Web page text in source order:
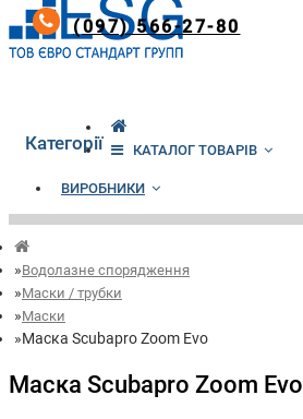
(097) 566-27-80
Категорії КАТАЛОГ ТОВАРІВ
ВИРОБНИКИ
Водолазне спорядження
Маски / трубки
Маски
Маска Scubapro Zoom Evo
Маска Scubapro Zoom Evo